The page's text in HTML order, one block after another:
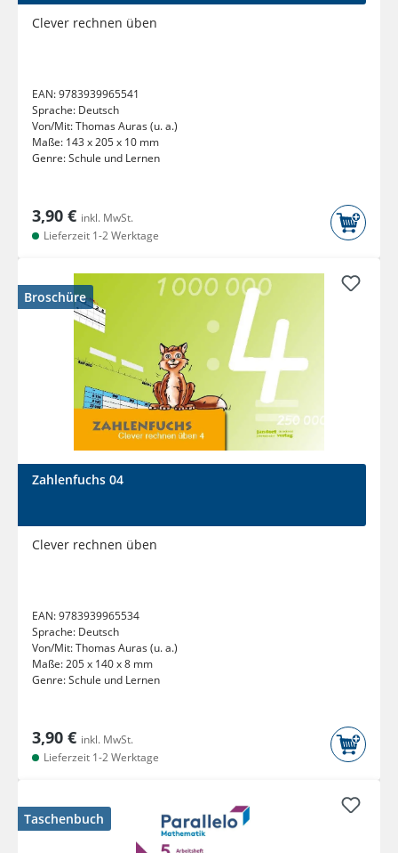
Clever rechnen üben
EAN:9783939965541
Sprache: Deutsch
Von/Mit:Thomas Auras (u. a.)
Maße: 143 x 205 x 10 mm
Genre:Schule und Lernen
3,90 € inkl. MwSt.
Lieferzeit 1-2 Werktage
Broschüre
Zahlenfuchs 04
Clever rechnen üben
EAN:9783939965534
Sprache: Deutsch
Von/Mit:Thomas Auras (u. a.)
Maße:205 x 140 x 8 mm
Genre:Schule und Lernen
3,90 € inkl. MwSt.
Lieferzeit 1-2 Werktage
Taschenbuch